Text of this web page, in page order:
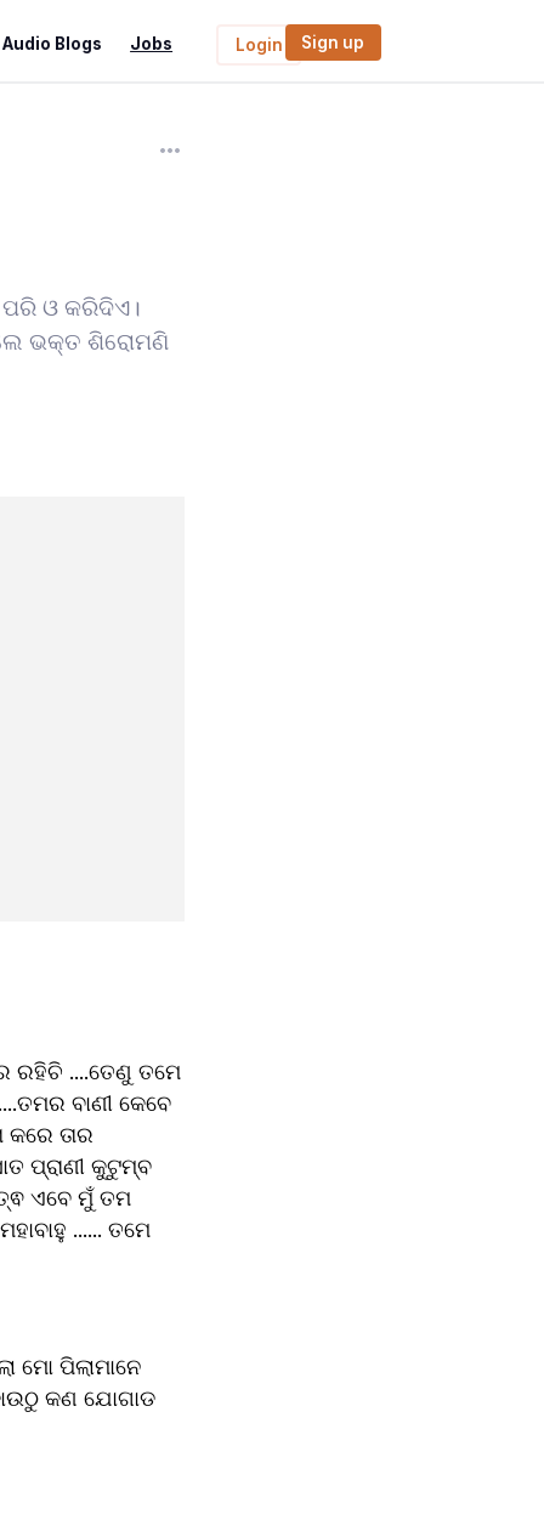
Audio Blogs Jobs Login Sign up
ପରି ଓ କରିଦିଏ।
ଭକ୍ତ ଶିରୋମଣି
ରହିଚି ....ତେଣୁ ତମେ
ବାଣୀ କେବେ
ତାର
ପ୍ରାଣୀ କୁଟୁମ୍ବ
ଏବେ ମୁଁ ତମ
...... ତମେ
କଣ ଯୋଗାଡ